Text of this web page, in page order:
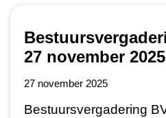
27 november 2025
27 november 2025
Bestuursvergadering